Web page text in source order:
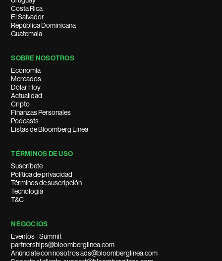
Costa Rica
El Salvador
República Dominicana
Guatemala
SOBRE NOSOTROS
Economía
Mercados
Dólar Hoy
Actualidad
Cripto
Finanzas Personales
Podcasts
Listas de Bloomberg Línea
TÉRMINOS DE USO
Suscríbete
Política de privacidad
Términos de suscripción
Tecnología
T&C
NEGOCIOS
Eventos - Summit
partnerships@bloomberglinea.com
Anúnciate con nosotros ads@bloomberglinea.com